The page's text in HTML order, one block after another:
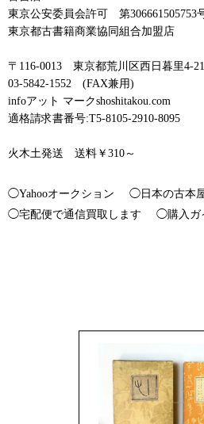
東京公安委員会許可 第306661505753
東京都古書籍商業協同組合加盟店
〒116-0013 東京都荒川区西日暮里4-
03-5842-1552 (FAX兼用)
infoアット マークshoshitakou.com
適格請求書番号:T5-8105-2910-8095
火木土発送 送料￥310～
◯Yahooオークション
◯日本の古本
◯宅配便で通信買取します
◯購入ガ